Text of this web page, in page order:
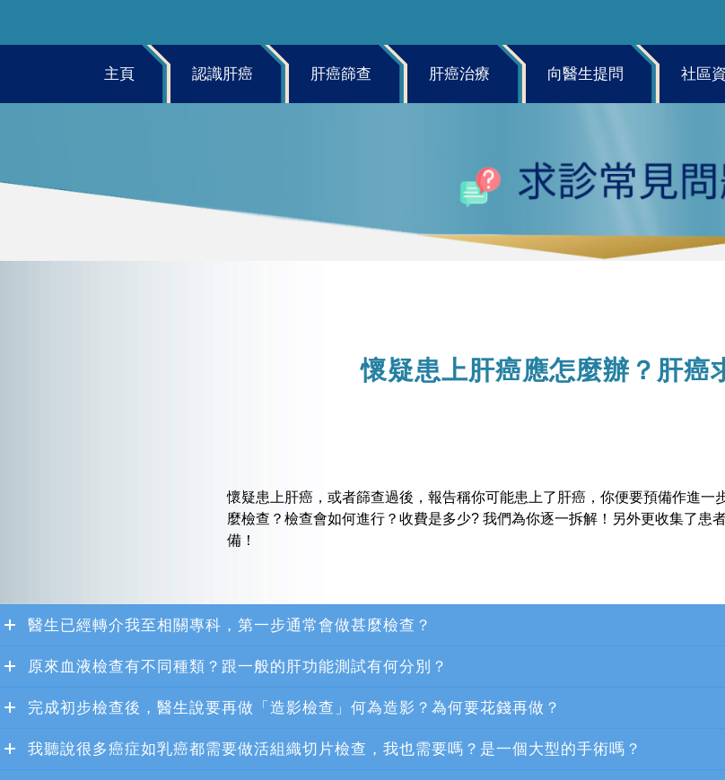
主頁 認識肝癌 肝癌篩查 肝癌治療 向醫生提問 社區
懷疑患上肝癌應怎麼辦？肝癌
懷疑患上肝癌，或者篩查過後，報告稱你可能患上了肝癌，你便要預備作進一
麼檢查？檢查會如何進行？收費是多少? 我們為你逐一拆解！另外更收集了患
備！
醫生已經轉介我至相關專科，第一步通常會做甚麼檢查？
原來血液檢查有不同種類？跟一般的肝功能測試有何分別？
完成初步檢查後，醫生說要再做「造影檢查」何為造影？為何要花錢再做？
我聽說很多癌症如乳癌都需要做活組織切片檢查，我也需要嗎？是一個大型的手術嗎？